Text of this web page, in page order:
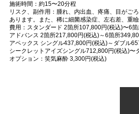
施術時間：約15〜20分程
リスク、副作用：腫れ、内出血、疼痛、目がご
あります。また、稀に細菌感染症、左右差、重
費用：スタンダード 2箇所107,800円(税込)〜6
アドバンス 2箇所217,800円(税込)～6箇所
アペックス シングル437,800円(税込)～ダブル
シークレットアイズシングル712,800円(税込)〜
オプション：笑気麻酔 3,300円(税込)